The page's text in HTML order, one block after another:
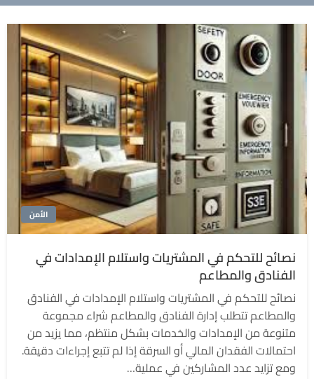
الأمن
نصائح للتحكم في المشتريات واستلام الإمدادات في
الفنادق والمطاعم
نصائح للتحكم في المشتريات واستلام الإمدادات في الفنادق
والمطاعم تتطلب إدارة الفنادق والمطاعم شراء مجموعة
متنوعة من الإمدادات والخدمات بشكل منتظم، مما يزيد من
احتمالات الفقدان المالي أو السرقة إذا لم تتبع إجراءات دقيقة.
ومع تزايد عدد المشاركين في عملية…